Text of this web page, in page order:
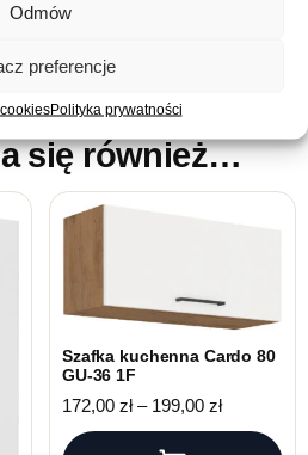
Odmów
preferencje
Polityka prywatności
się również…
Szafka kuchenna Cardo 80
GU-36 1F
172,00 zł – 199,00 złZakres